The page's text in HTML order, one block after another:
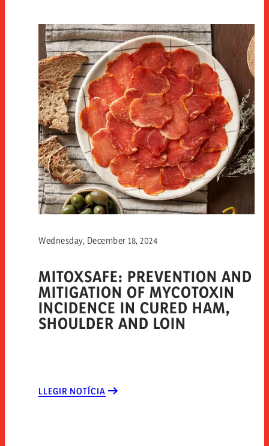
MITOXSAFE: PREVENTION AND
MITIGATION OF MYCOTOXIN
INCIDENCE IN CURED HAM,
SHOULDER AND LOIN
Wednesday, December 18, 2024
LLEGIR NOTÍCIA